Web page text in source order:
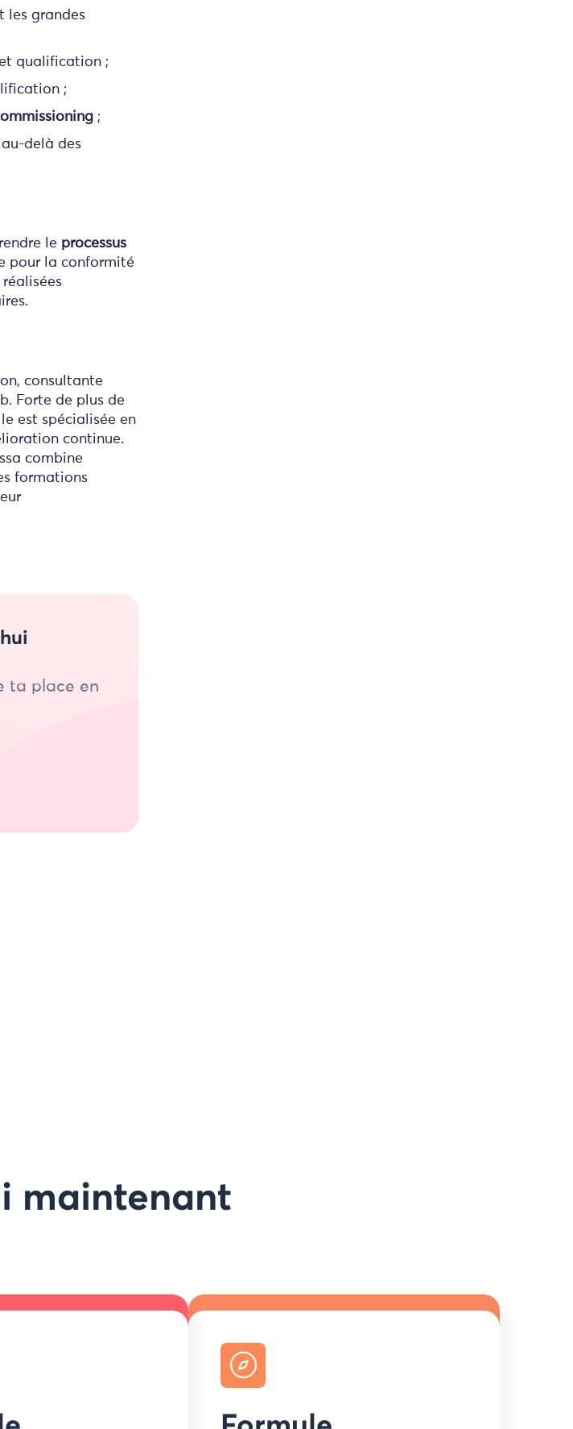
les grandes
qualification ;
;
;
au-delà des
le processus
pour la conformité
consultante
Forte de plus de
est spécialisée en
continue.
combine
formations
ta place en
maintenant